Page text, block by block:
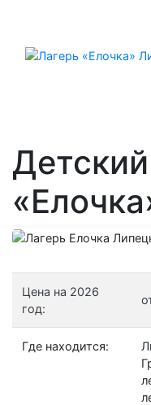
Цена на 2026
год:
Где находится: